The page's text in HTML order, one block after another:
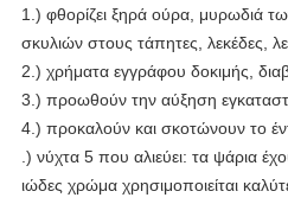
1.) φθορίζει ξηρά ούρα, μυρωδιά
σκυλιών στους τάπητες, λεκέδες,
2.) χρήματα εγγράφου δοκιμής,
3.) προωθούν την αύξηση
4.) προκαλούν και σκοτώνουν το
.) νύχτα 5 που αλιεύει: τα ψάρια
ιώδες χρώμα χρησιμοποιείται